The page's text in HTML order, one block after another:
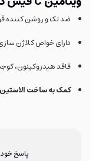
ضد لک و روشن کننده
دارای خواص کلاژن
فاقد هیدروکینون،
کمک به ساخت
پاسخ خود